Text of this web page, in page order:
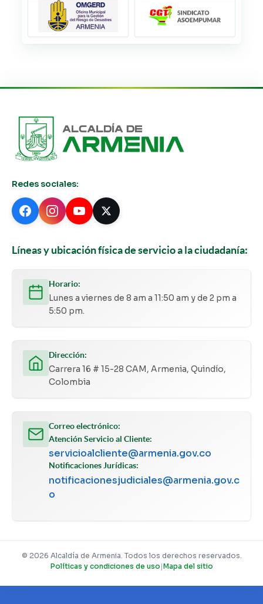
Redes sociales:
Líneas y ubicación física de servicio a la ciudadanía:
Horario:
Lunes a viernes de 8 am a 11:50 am y de 2 pm a
5:50 pm.
Dirección:
Carrera 16 # 15-28 CAM, Armenia, Quindío,
Colombia
Correo electrónico:
Atención Servicio al Cliente:
servicioalcliente@armenia.gov.co
Notificaciones Jurídicas:
notificacionesjudiciales@armenia.gov.c
o
© 2026 Alcaldía de Armenia. Todos los derechos reservados.
Políticas y condiciones de uso |Mapa del sitio